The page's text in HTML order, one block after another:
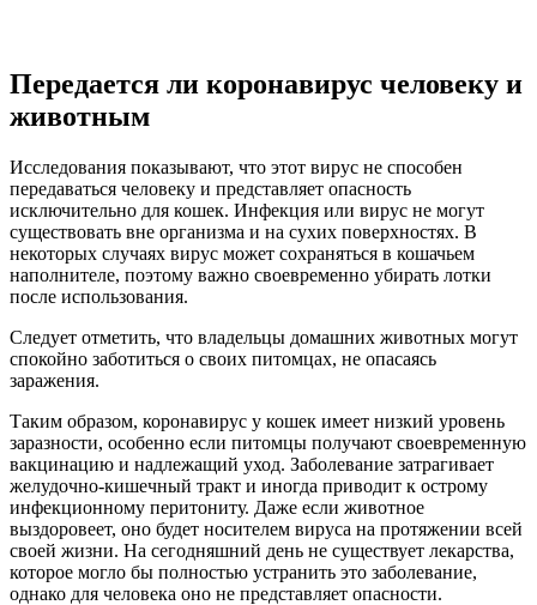
Передается ли коронавирус человеку и
животным
Исследования показывают, что этот вирус не способен
передаваться человеку и представляет опасность
исключительно для кошек. Инфекция или вирус не могут
существовать вне организма и на сухих поверхностях. В
некоторых случаях вирус может сохраняться в кошачьем
наполнителе, поэтому важно своевременно убирать лотки
после использования.
Следует отметить, что владельцы домашних животных могут
спокойно заботиться о своих питомцах, не опасаясь
заражения.
Таким образом, коронавирус у кошек имеет низкий уровень
заразности, особенно если питомцы получают своевременную
вакцинацию и надлежащий уход. Заболевание затрагивает
желудочно-кишечный тракт и иногда приводит к острому
инфекционному перитониту. Даже если животное
выздоровеет, оно будет носителем вируса на протяжении всей
своей жизни. На сегодняшний день не существует лекарства,
которое могло бы полностью устранить это заболевание,
однако для человека оно не представляет опасности.